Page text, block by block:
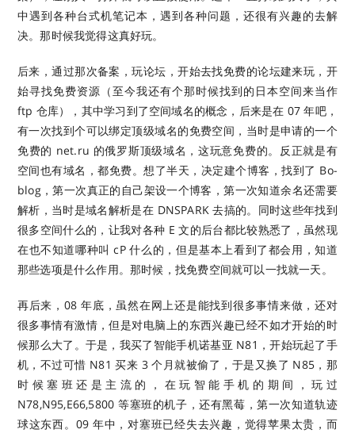
中遇到各种台式机笔记本，遇到各种问题，还很有兴趣的去解
决。那时候我觉得这真好玩。
后来，通过那次备案，玩论坛，开始去找免费的论坛建来玩，开
始寻找免费资源（至今我还有个那时候找到的日本空间来当作
ftp 仓库），其中学习到了空间域名的概念，后来是在 07 年吧，
有一次找到个可以绑定顶级域名的免费空间，当时是申请的一个
免费的 net.ru 的俄罗斯顶级域名，这玩意免费的。反正就是有
空间也有域名，都免费。想了半天，决定建个博客，找到了 Bo-
blog，第一次真正的自己架设一个博客，第一次知道余名还需要
解析，当时是域名解析是在 DNSPARK 去搞的。同时这些年找到
很多空间什么的，让我对各种 E 文的后台都比较熟悉了，虽然现
在也不知道哪种叫 cP 什么的，但是基本上看到了都会用，知道
那些选项是什么作用。那时候，找免费空间就可以一找就一天。
再后来，08 年底，虽然在网上还是能找到很多事情来做，还对
很多事情有激情，但是对电脑上的东西兴趣已经不如才开始的时
候那么大了。于是，我买了智能手机诺基亚 N81，开始玩起了手
机，不过可惜 N81 买来 3 个月就被偷了，于是又换了 N85，那
时候塞班还是主流的，在玩智能手机的期间，玩过
N78,N95,E66,5800 等塞班的机子，还有黑莓，第一次知道轨迹
球这东西。09 年中，对塞班已经失去兴趣，觉得苹果太贵，而